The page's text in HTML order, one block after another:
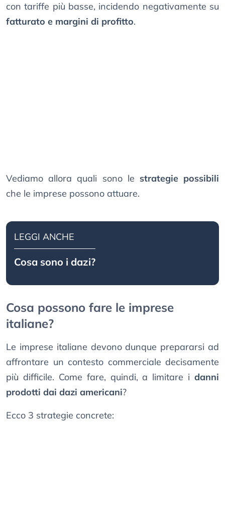
con tariffe più basse, incidendo negativamente su
fatturato e margini di profitto.
Vediamo allora quali sono le strategie possibili
che le imprese possono attuare.
LEGGI ANCHE
Cosa sono i dazi?
Cosa possono fare le imprese
italiane?
Le imprese italiane devono dunque prepararsi ad
affrontare un contesto commerciale decisamente
più difficile. Come fare, quindi, a limitare i danni
prodotti dai dazi americani?
Ecco 3 strategie concrete: